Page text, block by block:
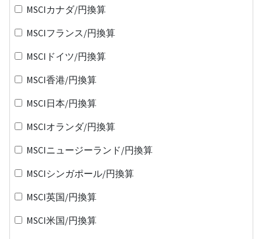
MSCIカナダ/円換算
MSCIフランス/円換算
MSCIドイツ/円換算
MSCI香港/円換算
MSCI日本/円換算
MSCIオランダ/円換算
MSCIニュージーランド/円換算
MSCIシンガポール/円換算
MSCI英国/円換算
MSCI米国/円換算